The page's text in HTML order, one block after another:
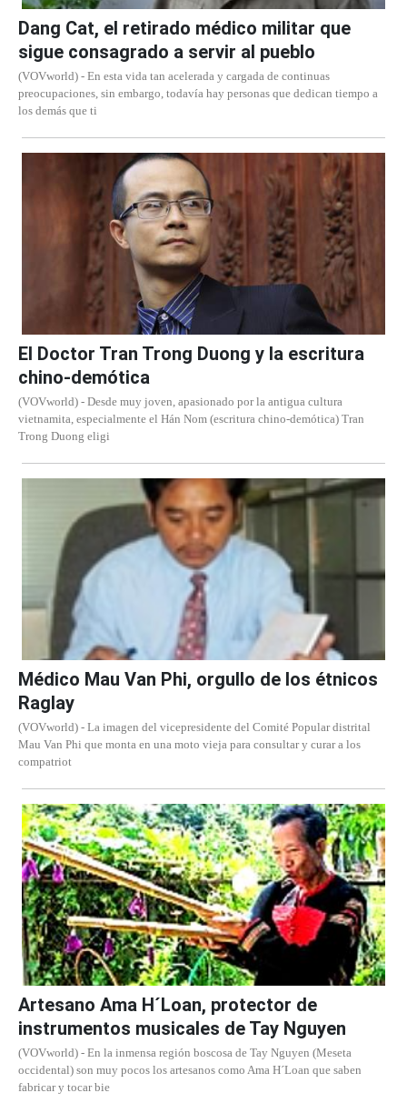
Dang Cat, el retirado médico militar que
sigue consagrado a servir al pueblo
(VOVworld) - En esta vida tan acelerada y cargada de continuas
preocupaciones, sin embargo, todavía hay personas que dedican tiempo a
los demás que ti
El Doctor Tran Trong Duong y la escritura
chino-demótica
(VOVworld) - Desde muy joven, apasionado por la antigua cultura
vietnamita, especialmente el Hán Nom (escritura chino-demótica) Tran
Trong Duong eligi
Médico Mau Van Phi, orgullo de los étnicos
Raglay
(VOVworld) - La imagen del vicepresidente del Comité Popular distrital
Mau Van Phi que monta en una moto vieja para consultar y curar a los
compatriot
Artesano Ama H´Loan, protector de
instrumentos musicales de Tay Nguyen
(VOVworld) - En la inmensa región boscosa de Tay Nguyen (Meseta
occidental) son muy pocos los artesanos como Ama H´Loan que saben
fabricar y tocar bie